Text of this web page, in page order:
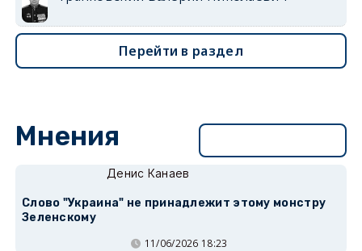
Перейти в раздел
Мнения
Денис Канаев
Слово "Украина" не принадлежит этому монстру
Зеленскому
11/06/2026 18:23